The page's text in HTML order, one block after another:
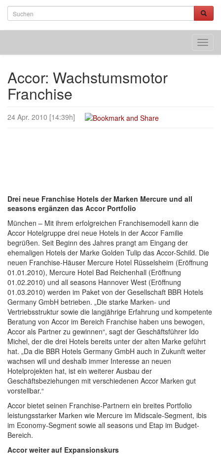
Accor: Wachstumsmotor
Franchise
24 Apr. 2010 [14:39h]
Drei neue Franchise Hotels der Marken Mercure und all
seasons ergänzen das Accor Portfolio
München – Mit ihrem erfolgreichen Franchisemodell kann die
Accor Hotelgruppe drei neue Hotels in der Accor Familie
begrüßen. Seit Beginn des Jahres prangt am Eingang der
ehemaligen Hotels der Marke Golden Tulip das Accor-Schild. Die
neuen Franchise-Häuser Mercure Hotel Rüsselsheim (Eröffnung
01.01.2010), Mercure Hotel Bad Reichenhall (Eröffnung
01.02.2010) und all seasons Hannover West (Eröffnung
01.03.2010) werden im Paket von der Gesellschaft BBR Hotels
Germany GmbH betrieben. „Die starke Marken- und
Vertriebsstruktur sowie die langjährige Erfahrung und kompetente
Beratung von Accor im Bereich Franchise haben uns bewogen,
Accor als Partner zu gewinnen“, sagt der Geschäftsführer Ido
Michel, der die drei Hotels bereits unter der alten Marke geführt
hat. „Da die BBR Hotels Germany GmbH auch in Zukunft weiter
wachsen will und deshalb immer Interesse an neuen
Hotelprojekten hat, ist ein weiterer Ausbau der
Geschäftsbeziehungen mit verschiedenen Accor Marken gut
vorstellbar.“
Accor bietet seinen Franchise-Partnern ein breites Portfolio
leistungsstarker Marken wie Mercure im Midscale-Segment, ibis
im Economy-Segment sowie all seasons und Etap im Budget-
Bereich.
Accor weiter auf Expansionskurs